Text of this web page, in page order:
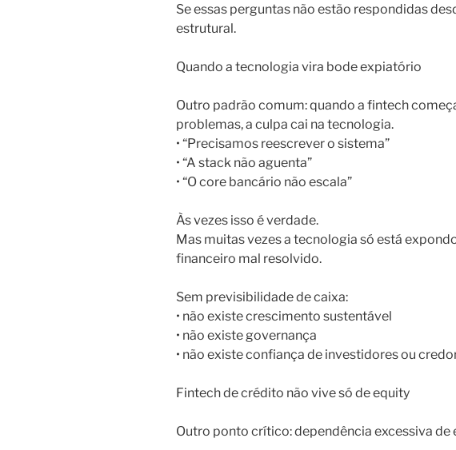
Se essas perguntas não estão respondidas
estrutural.
Quando a tecnologia vira bode expiatório
Outro padrão comum: quando a fintech
problemas, a culpa cai na tecnologia.
• “Precisamos reescrever o sistema”
• “A stack não aguenta”
• “O core bancário não escala”
Às vezes isso é verdade.
Mas muitas vezes a tecnologia só está
financeiro mal resolvido.
Sem previsibilidade de caixa:
• não existe crescimento sustentável
• não existe governança
• não existe confiança de investidores ou
Fintech de crédito não vive só de equity
Outro ponto crítico: dependência excessiva de